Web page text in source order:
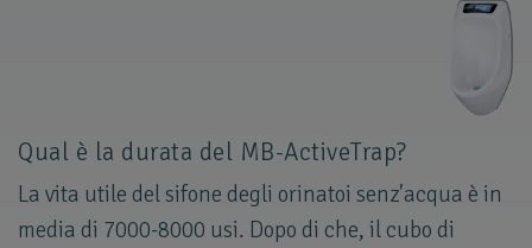
Qual è la durata del MB-ActiveTrap?
La vita utile del sifone degli orinatoi senz'acqua è in
media di 7000-8000 usi. Dopo di che, il cubo di